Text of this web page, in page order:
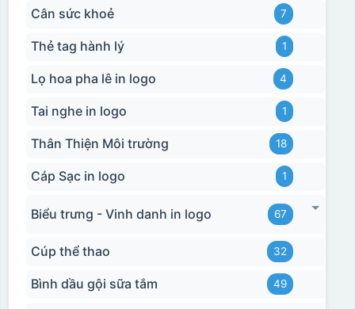
Cân sức khoẻ 7
Thẻ tag hành lý 1
Lọ hoa pha lê in logo 4
Tai nghe in logo 1
Thân Thiện Môi trường 18
Cáp Sạc in logo 1
Biểu trưng - Vinh danh in logo 67
Cúp thể thao 32
Bình dầu gội sữa tắm 49